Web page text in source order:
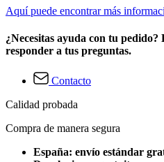
Aquí puede encontrar más
¿Necesitas ayuda con tu pedido?
responder a tus preguntas.
Contacto
Calidad probada
Compra de manera segura
España: envío estándar